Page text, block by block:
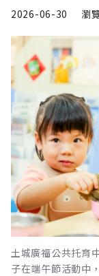
2026-06-30
瀏
土城廣福公共托育
子在端午節活動中